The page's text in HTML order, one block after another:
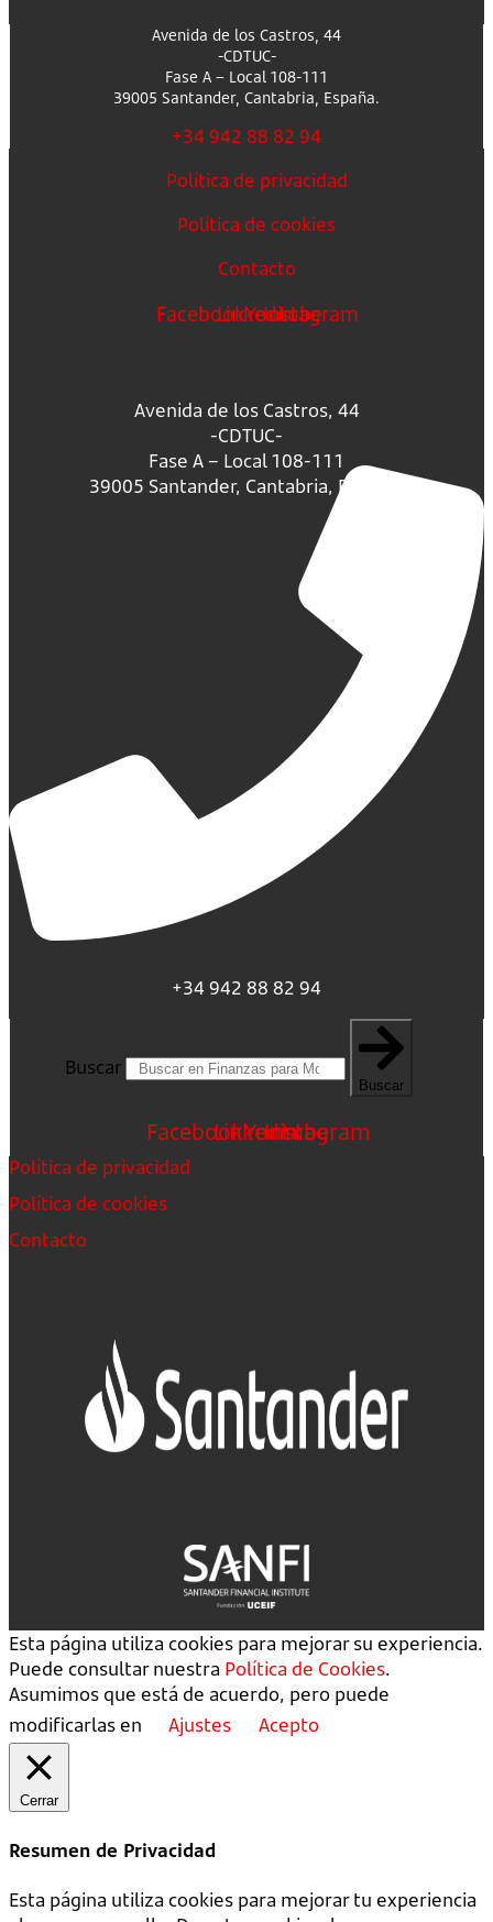
Avenida de los Castros, 44
-CDTUC-
Fase A – Local 108-111
39005 Santander, Cantabria, España.
+34 942 88 82 94
Política de privacidad
Política de cookies
Contacto
FacebookLinkedin
Youtube
Instagram
Avenida de los Castros, 44
-CDTUC-
Fase A – Local 108-111
39005 Santander, Cantabria, España.
+34 942 88 82 94
Buscar
Buscar
FacebookLinkedin
Youtube
Instagram
Política de privacidad
Política de cookies
Contacto
Esta página utiliza cookies para mejorar su experiencia.
Puede consultar nuestra Política de Cookies.
Asumimos que está de acuerdo, pero puede
modificarlas en
Ajustes Acepto
Cerrar
Resumen de Privacidad
Esta página utiliza cookies para mejorar tu experiencia